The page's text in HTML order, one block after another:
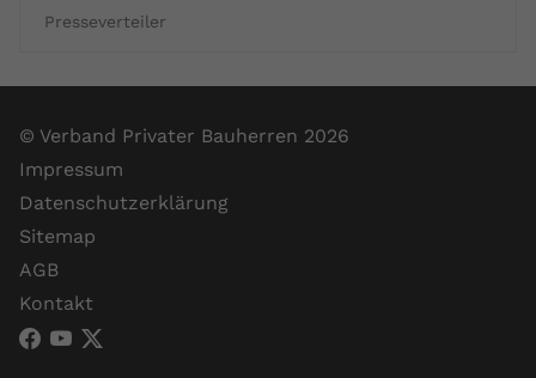
Presseverteiler
© Verband Privater Bauherren 2026
Impressum
Datenschutzerklärung
Sitemap
AGB
Kontakt
VPB Verband Privater Bauherren (Facebook)
VPB Verband Privater Bauherren (YouTube)
VPB Verband Privater Bauherren (X)